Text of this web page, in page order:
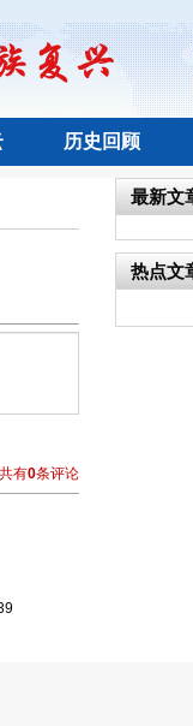
历史回顾
共有0条评论
最新文
热点文